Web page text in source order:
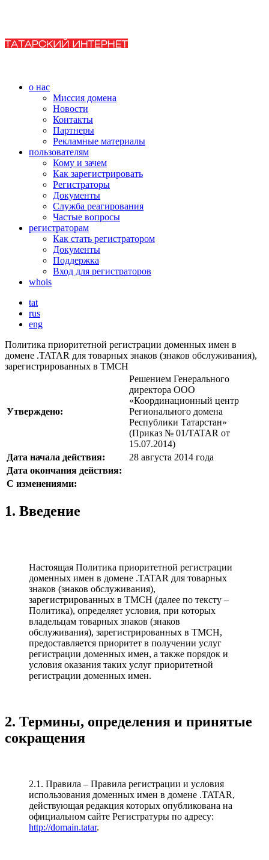
о нас
Миссия домена
Новости
Контакты
Партнеры
Рекламные материалы
пользователям
Кому и зачем
Как зарегистрировать
Регистраторы
Документы
Служба реагирования
Частые вопросы
регистраторам
Как стать регистратором
Документы
Поддержка
Вход для регистраторов
whois
tat
rus
eng
Политика приоритетной регистрации доменных имен в
домене .TATAR для товарных знаков (знаков обслуживания),
зарегистрированных в TMCH
Утверждено:
Решением Генерального
директора ООО
«Координационный центр
Регионального домена
Республики Татарстан»
(Приказ № 01/TATAR от
15.07.2014)
Дата начала действия:
28 августа 2014 года
Дата окончания действия:
С изменениями:
1. Введение
Настоящая Политика приоритетной регистрации
доменных имен в домене .TATAR для товарных
знаков (знаков обслуживания),
зарегистрированных в TMCH (далее по тексту –
Политика), определяет условия, при которых
владельцам товарных знаков (знаков
обслуживания), зарегистрированных в TMCH,
предоставляется приоритет в получении услуг
регистрации доменных имен, а также порядок и
условия оказания таких услуг приоритетной
регистрации доменных имен.
2. Термины, определения и принятые
сокращения
2.1. Правила – Правила регистрации и условия
использования доменных имен в домене .TATAR,
действующая редакция которых опубликована на
официальном сайте Регистратуры по адресу:
http://domain.tatar.